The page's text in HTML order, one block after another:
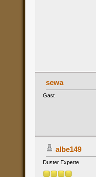
sewa
Gast
albe149
Duster Experte